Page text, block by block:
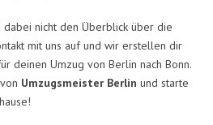
dabei nicht den Überblick über die
mit uns auf und wir erstellen dir
deinen Umzug von Berlin nach Bonn.
Umzugsmeister Berlin und starte